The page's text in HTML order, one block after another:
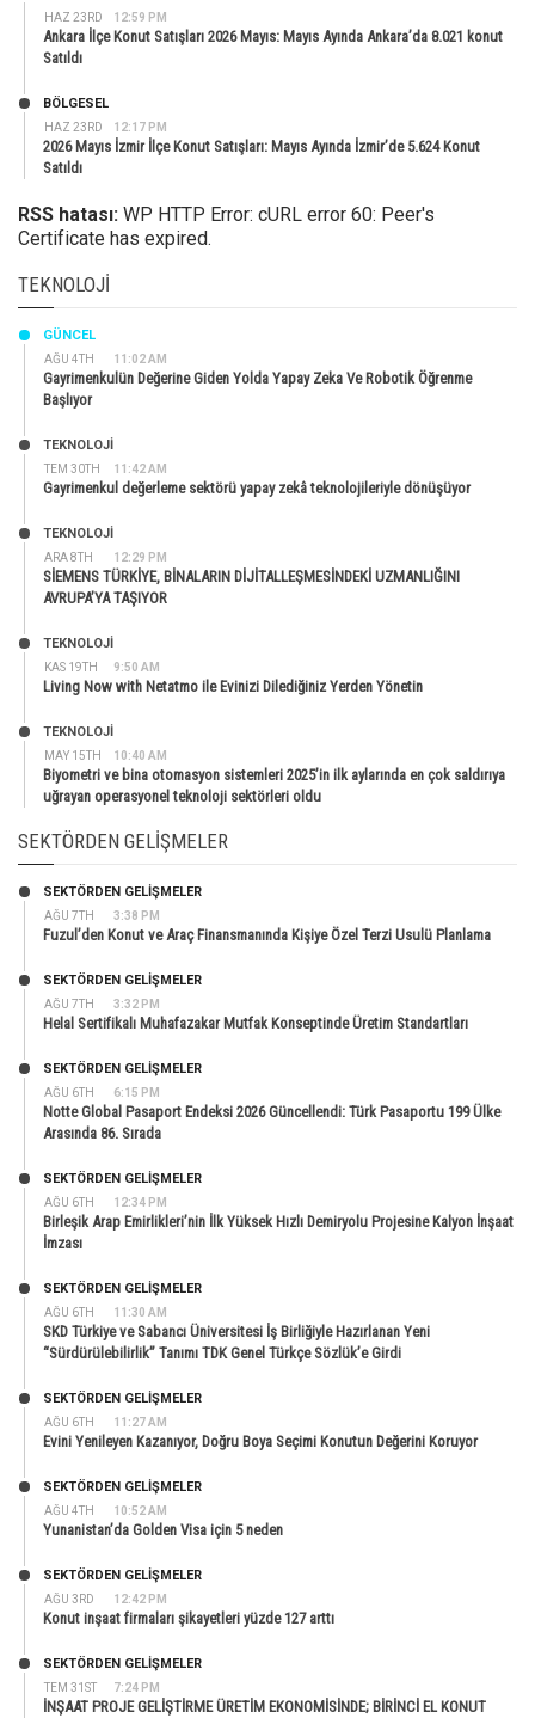
HAZ 23RD 12:59 PM
Ankara İlçe Konut Satışları 2026 Mayıs: Mayıs Ayında Ankara’da 8.021 konut
Satıldı
HAZ 23RD 12:17 PM
BÖLGESEL
2026 Mayıs İzmir İlçe Konut Satışları: Mayıs Ayında İzmir’de 5.624 Konut
Satıldı
RSS hatası: WP HTTP Error: cURL error 60: Peer's
Certificate has expired.
TEKNOLOJI
AĞU 4TH 11:02 AM
GÜNCEL
Gayrimenkulün Değerine Giden Yolda Yapay Zeka Ve Robotik Öğrenme
Başlıyor
TEM 30TH 11:42 AM
TEKNOLOJİ
Gayrimenkul değerleme sektörü yapay zekâ teknolojileriyle dönüşüyor
ARA 8TH 12:29 PM
TEKNOLOJİ
SİEMENS TÜRKİYE, BİNALARIN DİJİTALLEŞMESİNDEKİ UZMANLIĞINI
AVRUPA’YA TAŞIYOR
KAS 19TH 9:50 AM
TEKNOLOJİ
Living Now with Netatmo ile Evinizi Dilediğiniz Yerden Yönetin
MAY 15TH 10:40 AM
TEKNOLOJİ
Biyometri ve bina otomasyon sistemleri 2025’in ilk aylarında en çok saldırıya
uğrayan operasyonel teknoloji sektörleri oldu
SEKTÖRDEN GELIŞMELER
AĞU 7TH 3:38 PM
SEKTÖRDEN GELIŞMELER
Fuzul’den Konut ve Araç Finansmanında Kişiye Özel Terzi Usulü Planlama
AĞU 7TH 3:32 PM
SEKTÖRDEN GELIŞMELER
Helal Sertifikalı Muhafazakar Mutfak Konseptinde Üretim Standartları
AĞU 6TH 6:15 PM
SEKTÖRDEN GELIŞMELER
Notte Global Pasaport Endeksi 2026 Güncellendi: Türk Pasaportu 199 Ülke
Arasında 86. Sırada
AĞU 6TH 12:34 PM
SEKTÖRDEN GELIŞMELER
Birleşik Arap Emirlikleri’nin İlk Yüksek Hızlı Demiryolu Projesine Kalyon İnşaat
İmzası
AĞU 6TH 11:30 AM
SEKTÖRDEN GELIŞMELER
SKD Türkiye ve Sabancı Üniversitesi İş Birliğiyle Hazırlanan Yeni
“Sürdürülebilirlik” Tanımı TDK Genel Türkçe Sözlük’e Girdi
AĞU 6TH 11:27 AM
SEKTÖRDEN GELIŞMELER
Evini Yenileyen Kazanıyor, Doğru Boya Seçimi Konutun Değerini Koruyor
AĞU 4TH 10:52 AM
SEKTÖRDEN GELIŞMELER
Yunanistan’da Golden Visa için 5 neden
AĞU 3RD 12:42 PM
SEKTÖRDEN GELIŞMELER
Konut inşaat firmaları şikayetleri yüzde 127 arttı
TEM 31ST 7:24 PM
SEKTÖRDEN GELIŞMELER
İNŞAAT PROJE GELİŞTİRME ÜRETİM EKONOMİSİNDE; BİRİNCİ EL KONUT